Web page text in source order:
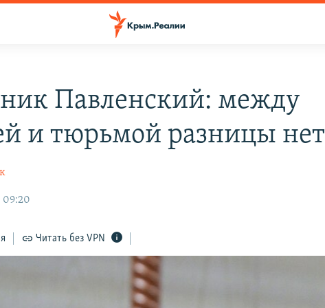
Павленский: между
и тюрьмой разницы нет
09:20
Читать без VPN